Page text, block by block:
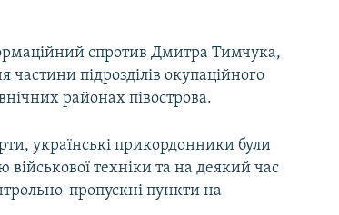
спротив Дмитра Тимчука,
підрозділів окупаційного
районах півострова.
українські прикордонники були
військової техніки та на деякий час
пропускні пункти на